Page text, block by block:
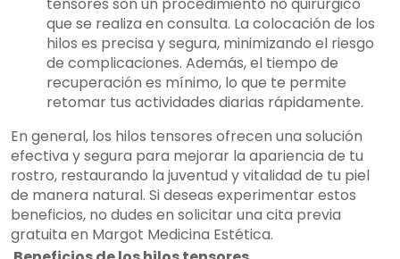
tensores son un procedimiento no quirúrgico
que se realiza en consulta. La colocación de los
hilos es precisa y segura, minimizando el riesgo
de complicaciones. Además, el tiempo de
recuperación es mínimo, lo que te permite
retomar tus actividades diarias rápidamente.
En general, los hilos tensores ofrecen una solución
efectiva y segura para mejorar la apariencia de tu
rostro, restaurando la juventud y vitalidad de tu piel
de manera natural. Si deseas experimentar estos
beneficios, no dudes en solicitar una cita previa
gratuita en Margot Medicina Estética.